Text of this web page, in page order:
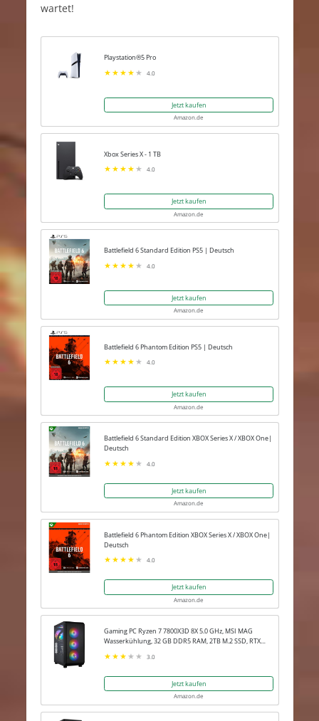
wartet!
Playstation®5 Pro
4.0
Jetzt kaufen
Amazon.de
Xbox Series X - 1 TB
4.0
Jetzt kaufen
Amazon.de
Battlefield 6 Standard Edition PS5 | Deutsch
4.0
Jetzt kaufen
Amazon.de
Battlefield 6 Phantom Edition PS5 | Deutsch
4.0
Jetzt kaufen
Amazon.de
Battlefield 6 Standard Edition XBOX Series X / XBOX One|
Deutsch
4.0
Jetzt kaufen
Amazon.de
Battlefield 6 Phantom Edition XBOX Series X / XBOX One|
Deutsch
4.0
Jetzt kaufen
Amazon.de
Gaming PC Ryzen 7 7800X3D 8X 5.0 GHz, MSI MAG
Wasserkühlung, 32 GB DDR5 RAM, 2TB M.2 SSD, RTX
3.0
Jetzt kaufen
Amazon.de